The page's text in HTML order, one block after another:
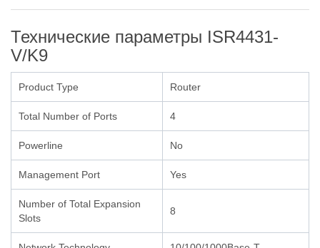
Технические параметры ISR4431-
V/K9
Product Type Router
Total Number of Ports 4
Powerline No
Management Port Yes
Number of Total Expansion
Slots
8